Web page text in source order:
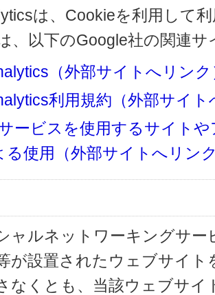
は、Cookieを利用して
、以下のGoogle社の関連
（外部サイトへリンク
利用規約（外部サイ
ービスを使用するサイト
る使用（外部サイトへリン
ャルネットワーキングサー
が設置されたウェブサイ
なくとも、当該ウェブサイ